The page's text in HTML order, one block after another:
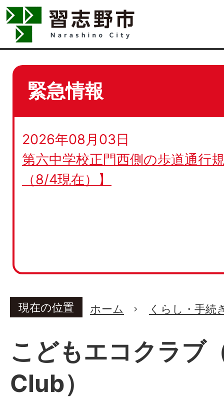
緊急情報
2026年08月03日
第六中学校正門西側の歩道通行
（8/4現在）】
現在の位置 ホーム くらし・手続
こどもエコクラブ
Club）